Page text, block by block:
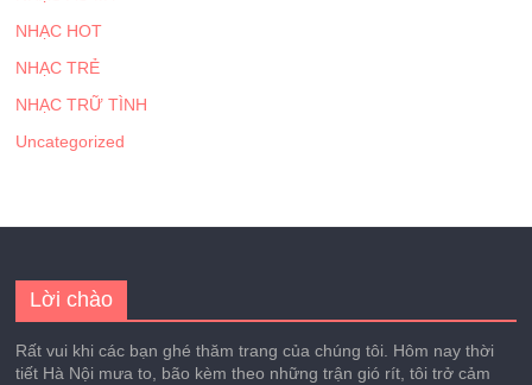
NHẠC HOT
NHẠC TRẺ
NHẠC TRỮ TÌNH
Uncategorized
Lời chào
Rất vui khi các bạn ghé thăm trang của chúng tôi. Hôm nay thời
tiết Hà Nội mưa to, bão kèm theo những trận gió rít, tôi trở cảm